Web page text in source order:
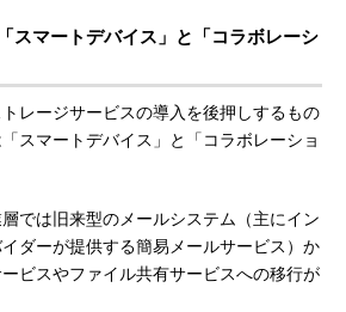
スマートデバイス」と「コラボレーシ
レージサービスの導入を後押しするもの
スマートデバイス」と「コラボレーショ
では旧来型のメールシステム（主にイン
ダーが提供する簡易メールサービス）か
ビスやファイル共有サービスへの移行が